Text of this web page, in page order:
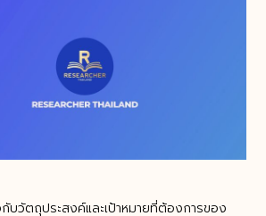
บวัตถุประสงค์และเป้าหมายที่ต้องการของ